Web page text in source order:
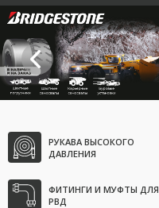
РУКАВА ВЫСОКОГО
ДАВЛЕНИЯ
ФИТИНГИ И МУФТЫ ДЛЯ
РВД